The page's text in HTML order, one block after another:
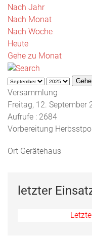
Nach Jahr
Nach Monat
Nach Woche
Heute
Gehe zu Monat
Versammlung
Freitag, 12. September
Aufrufe : 2684
Vorbereitung
Ort Gerätehaus
letzter